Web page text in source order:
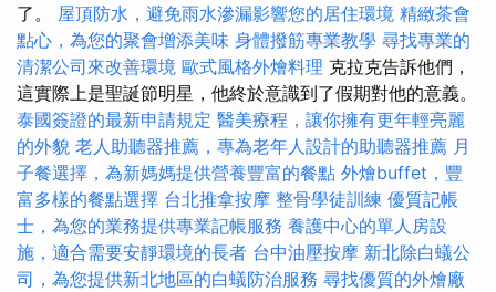
了。 屋頂防水，避免雨水滲漏影響您的居住環境 精緻茶會
點心，為您的聚會增添美味 身體撥筋專業教學 尋找專業的
清潔公司來改善環境 歐式風格外燴料理 克拉克告訴他們，
這實際上是聖誕節明星，他終於意識到了假期對他的意義。
泰國簽證的最新申請規定 醫美療程，讓你擁有更年輕亮麗
的外貌 老人助聽器推薦，專為老年人設計的助聽器推薦 月
子餐選擇，為新媽媽提供營養豐富的餐點 外燴buffet，豐
富多樣的餐點選擇 台北推拿按摩 整骨學徒訓練 優質記帳
士，為您的業務提供專業記帳服務 養護中心的單人房設
施，適合需要安靜環境的長者 台中油壓按摩 新北除白蟻公
司，為您提供新北地區的白蟻防治服務 尋找優質的外燴廠